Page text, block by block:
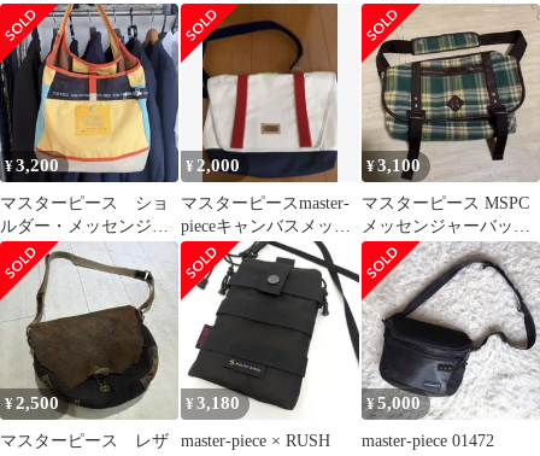
ッグ
製 マスターピース
No.55501 ネイビー
¥3,200
マスターピース ショ
ルダー・メッセンジャ
ーバック
¥ 2,000
マスターピースmaster-
pieceキャンバスメッセ
ンジャーバッグ
¥3,100
マスターピース MSPC
メッセンジャーバッグ
チェック
¥2,500
マスターピース レザ
¥3,180
master-piece × RUSH
¥5,000
master-piece 01472